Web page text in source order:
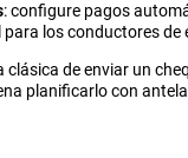
: configure pagos
los conductores
clásica de enviar un
planificarlo con